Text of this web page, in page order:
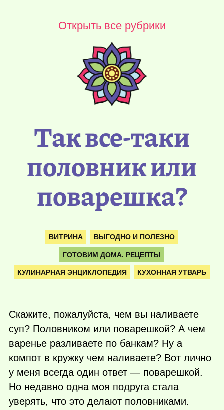
Открыть все рубрики
Так все-таки
половник или
поварешка?
ВИТРИНА ВЫГОДНО И ПОЛЕЗНО
ГОТОВИМ ДОМА. РЕЦЕПТЫ
КУЛИНАРНАЯ ЭНЦИКЛОПЕДИЯ КУХОННАЯ УТВАРЬ
Скажите, пожалуйста, чем вы наливаете
суп? Половником или поварешкой? А чем
варенье разливаете по банкам? Ну а
компот в кружку чем наливаете? Вот лично
у меня всегда один ответ — поварешкой.
Но недавно одна моя подруга стала
уверять, что это делают половниками.